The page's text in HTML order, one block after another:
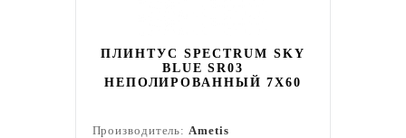
ПЛИНТУС SPECTRUM SKY
BLUE SR03
НЕПОЛИРОВАННЫЙ 7X60
Производитель:Ametis